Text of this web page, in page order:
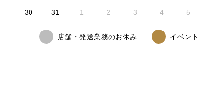
30 31 1 2 3 4 5
店舗・発送業務のお休み イベント